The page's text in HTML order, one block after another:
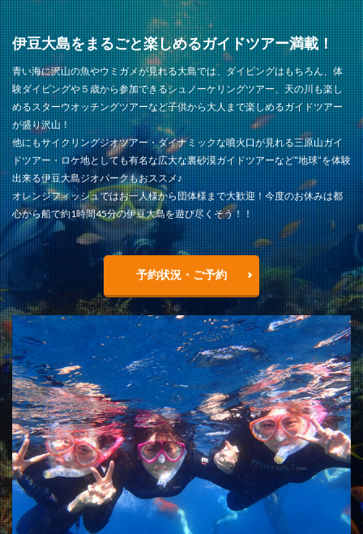
伊豆大島をまるごと楽しめるガイドツアー満載！
青い海に沢山の魚やウミガメが見れる大島では、ダイビングはもちろん、体
験ダイビングや５歳から参加できるシュノーケリングツアー、天の川も楽し
めるスターウオッチングツアーなど子供から大人まで楽しめるガイドツアー
が盛り沢山！
他にもサイクリングジオツアー・ダイナミックな噴火口が見れる三原山ガイ
ドツアー・ロケ地としても有名な広大な裏砂漠ガイドツアーなど”地球”を体験
出来る伊豆大島ジオパークもおススメ♪
オレンジフィッシュではお一人様から団体様まで大歓迎！今度のお休みは都
心から船で約1時間45分の伊豆大島を遊び尽くそう！！
予約状況・ご予約